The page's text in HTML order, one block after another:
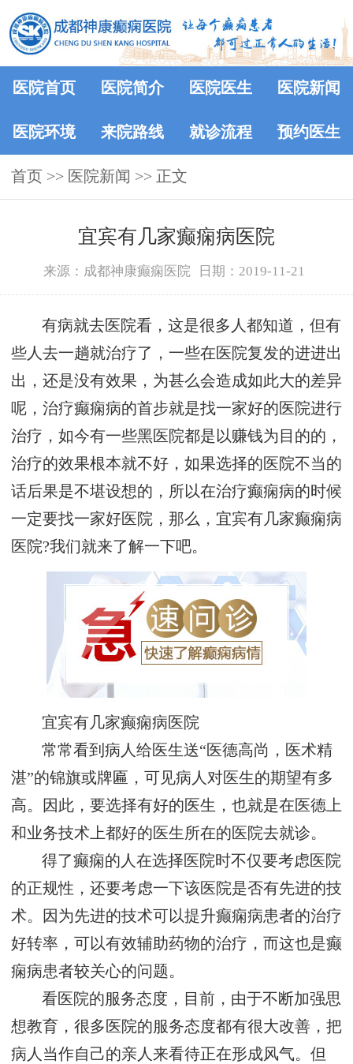
医院首页 医院简介 医院医生 医院新闻
医院环境 来院路线 就诊流程 预约医生
首页 >> 医院新闻 >> 正文
宜宾有几家癫痫病医院
来源：成都神康癫痫医院 日期：2019-11-21
有病就去医院看，这是很多人都知道，但有
些人去一趟就治疗了，一些在医院复发的进进出
出，还是没有效果，为甚么会造成如此大的差异
呢，治疗癫痫病的首步就是找一家好的医院进行
治疗，如今有一些黑医院都是以赚钱为目的的，
治疗的效果根本就不好，如果选择的医院不当的
话后果是不堪设想的，所以在治疗癫痫病的时候
一定要找一家好医院，那么，宜宾有几家癫痫病
医院?我们就来了解一下吧。
宜宾有几家癫痫病医院
常常看到病人给医生送“医德高尚，医术精
湛”的锦旗或牌匾，可见病人对医生的期望有多
高。因此，要选择有好的医生，也就是在医德上
和业务技术上都好的医生所在的医院去就诊。
得了癫痫的人在选择医院时不仅要考虑医院
的正规性，还要考虑一下该医院是否有先进的技
术。因为先进的技术可以提升癫痫病患者的治疗
好转率，可以有效辅助药物的治疗，而这也是癫
痫病患者较关心的问题。
看医院的服务态度，目前，由于不断加强思
想教育，很多医院的服务态度都有很大改善，把
病人当作自己的亲人来看待正在形成风气。但